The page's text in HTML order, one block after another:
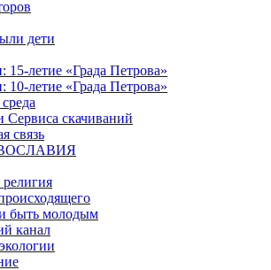
дети
летие «Града Петрова»
летие «Града Петрова»
Сервиса скачиваний
связь
быть молодым
канал